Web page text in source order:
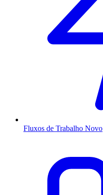
Fluxos de Trabalho Novo